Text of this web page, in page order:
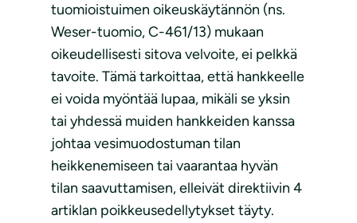
tuomioistuimen oikeuskäytännön (ns.
Weser-tuomio, C-461/13) mukaan
oikeudellisesti sitova velvoite, ei pelkkä
tavoite. Tämä tarkoittaa, että hankkeelle
ei voida myöntää lupaa, mikäli se yksin
tai yhdessä muiden hankkeiden kanssa
johtaa vesimuodostuman tilan
heikkenemiseen tai vaarantaa hyvän
tilan saavuttamisen, elleivät direktiivin 4
artiklan poikkeusedellytykset täyty.